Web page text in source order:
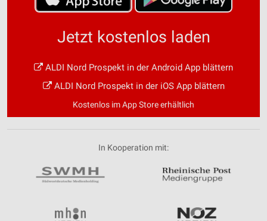
Jetzt kostenlos laden
ALDI Nord Prospekt in der Android App blättern
ALDI Nord Prospekt in der iOS App blättern
Kostenlos im App Store erhältlich
In Kooperation mit: